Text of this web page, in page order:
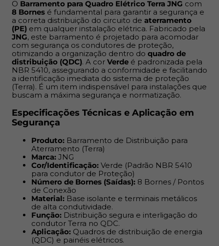
condutor de Proteção)
Número de Bornes (Saídas):8 Bornes / Pontos de
Conexão
Material:Base isolante e terminais metálicos de
alta condutividade.
Função:Distribuição segura e interligação do
condutor Terra no QDC.
Aplicação:Quadros de distribuição de energia
(QDC) e painéis elétricos.
Vantagens na Instalação Elétrica
Segurança Primária:
Assegura que o sistema de
aterramento esteja devidamente conectado.
Organização:
aterramento dispostos de forma clara e
profissional.
Conformidade:
Norma NBR 5410 .
Instalação Rápida:Design que facilita a fixação e o
aperto dos condutores no borne.
A Mad Mais é especialista em materiais elétricos de alta
O Barramento para Quadro Elétrico Terra JNG com
8 Bornes é fundamental para garantir a segurança e
a correta distribuição do circuito de aterramento
(PE) em qualquer instalação elétrica. Fabricado pela
JNG, este barramento é projetado para acomodar
com segurança os condutores de proteção,
otimizando a organização dentro do quadro de
distribuição (QDC). A cor Verde é padronizada pela
NBR 5410, assegurando a conformidade e facilitando
a identificação imediata do sistema de proteção
(Terra). É um item indispensável para instalações que
buscam a máxima segurança e normatização.
Especificações Técnicas e Aplicação em
Segurança
Produto: Barramento de Distribuição para
Aterramento (Terra)
Marca: JNG
Cor/Identificação: Verde (Padrão NBR 5410
para condutor de Proteção)
Número de Bornes (Saídas): 8 Bornes / Pontos
de Conexão
Material: Base isolante e terminais metálicos
de alta condutividade.
Função: Distribuição segura e interligação do
condutor Terra no QDC.
Aplicação: Quadros de distribuição de energia
(QDC) e painéis elétricos.